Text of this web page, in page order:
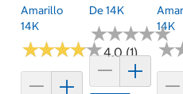
Amarillo
14K
★★★★★
★★★★★4.0 (1)
De 14K
★★★★★
★★★★★
14K
★
★